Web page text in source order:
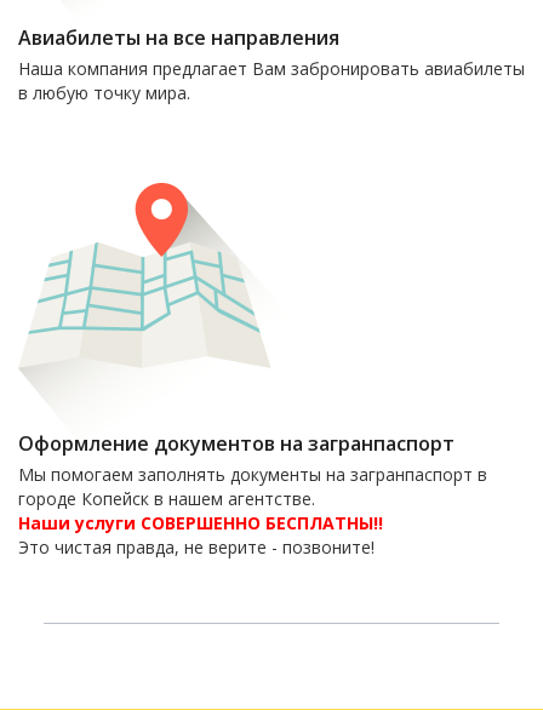
Авиабилеты на все направления
Наша компания предлагает Вам забронировать авиабилеты
в любую точку мира.
Оформление документов на загранпаспорт
Мы помогаем заполнять документы на загранпаспорт в
городе Копейск в нашем агентстве.
Наши услуги СОВЕРШЕННО БЕСПЛАТНЫ!!
Это чистая правда, не верите - позвоните!